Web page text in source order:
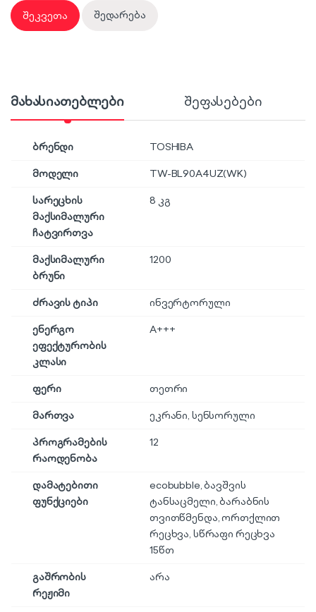
შეკვეთა შედარება
მახასიათებლები შეფასებები
ბრენდი
TOSHIBA
მოდელი
TW-BL90A4UZ(WK)
სარეცხის
მაქსიმალური
ჩატვირთვა
8 კგ
მაქსიმალური
ბრუნი
1200
ძრავის ტიპი
ინვერტორული
ენერგო
ეფექტურობის
კლასი
A+++
ფერი
თეთრი
მართვა
ეკრანი, სენსორული
პროგრამების
რაოდენობა
12
დამატებითი
ფუნქციები
ecobubble, ბავშვის
ტანსაცმელი, ბარაბნის
თვითწმენდა, ორთქლით
რეცხვა, სწრაფი რეცხვა
15წთ
გაშრობის
რეჟიმი
არა